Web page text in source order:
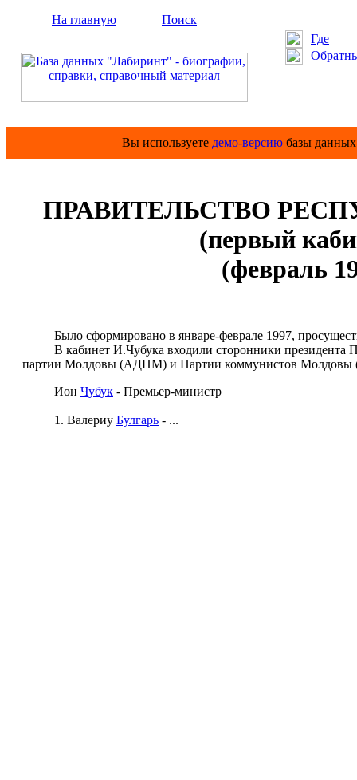
На главную
Поиск
Где
Вы используете демо-версию базы
ПРАВИТЕЛЬСТВО
(первый
(февраль
Было сформировано в январе-феврале 1997,
В кабинет И.Чубука входили сторонники президента
партии Молдовы (АДПМ) и Партии коммунистов
Ион Чубук - Премьер-министр
1. Валериу Булгарь - ...